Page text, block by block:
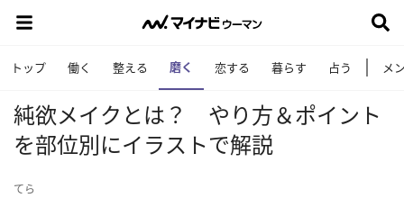
トップ 働く 整える 磨く 恋する 暮らす 占う メ
純欲メイクとは？ やり方＆ポイント
を部位別にイラストで解説
てら